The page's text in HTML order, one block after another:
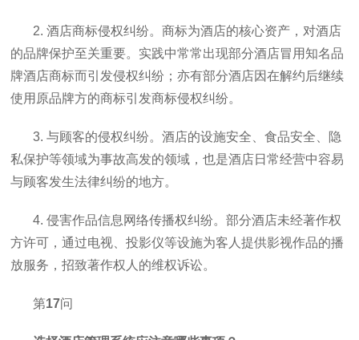
2. 酒店商标侵权纠纷。商标为酒店的核心资产，对酒店
的品牌保护至关重要。实践中常常出现部分酒店冒用知名品
牌酒店商标而引发侵权纠纷；亦有部分酒店因在解约后继续
使用原品牌方的商标引发商标侵权纠纷。
3. 与顾客的侵权纠纷。酒店的设施安全、食品安全、隐
私保护等领域为事故高发的领域，也是酒店日常经营中容易
与顾客发生法律纠纷的地方。
4. 侵害作品信息网络传播权纠纷。部分酒店未经著作权
方许可，通过电视、投影仪等设施为客人提供影视作品的播
放服务，招致著作权人的维权诉讼。
第17问